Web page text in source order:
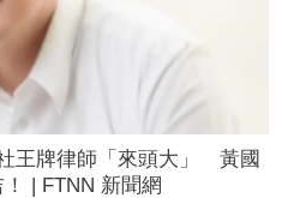
王牌律師「來頭大」 黃國
| FTNN 新聞網